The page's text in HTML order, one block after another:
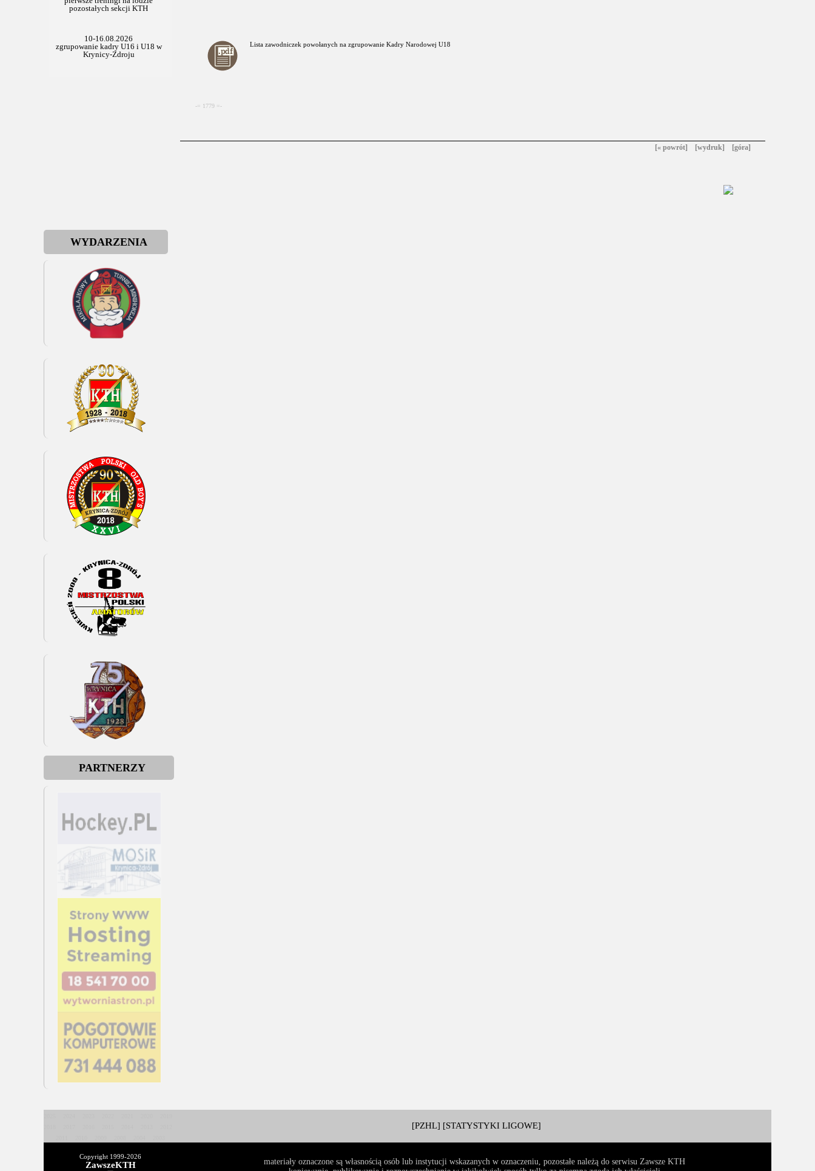
WYDARZENIA
PARTNERZY
Lista zawodniczek powołanych na zgrupowanie Kadry Narodowej U18
-= 1779 =-
[« powrót] [wydruk] [góra]
[PZHL] [STATYSTYKI LIGOWE]
Copyright 1999-2026
ZawszeKTH
materiały oznaczone są własnością osób lub instytucji wskazanych w oznaczeniu, pozostałe należą do serwisu Zawsze KTH